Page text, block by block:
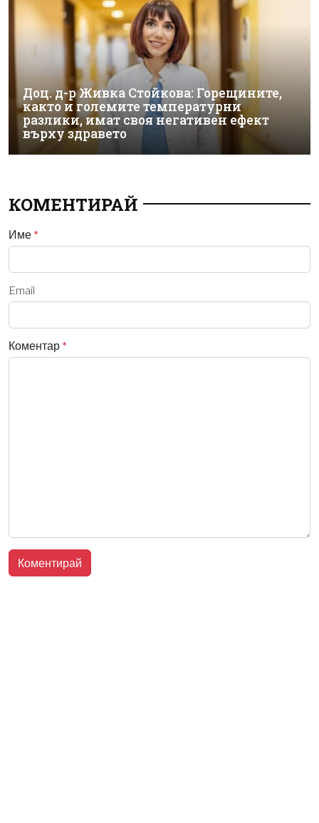
Доц. д-р Живка Стойкова: Горещините,
както и големите температурни
разлики, имат своя негативен ефект
върху здравето
КОМЕНТИРАЙ
Име *
Email
Коментар *